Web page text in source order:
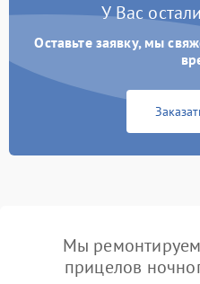
У Вас
Оставьте заявку, мы
Мы
прицелов